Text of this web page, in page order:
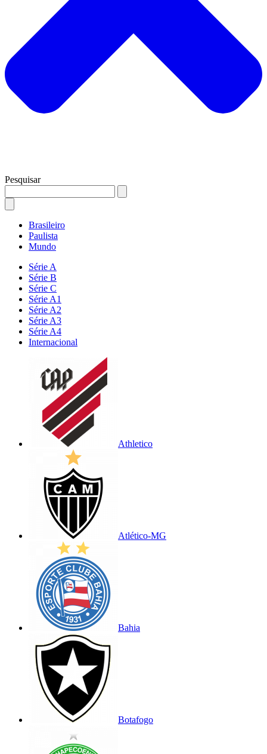
Pesquisar
Brasileiro
Paulista
Mundo
Série A
Série B
Série C
Série A1
Série A2
Série A3
Série A4
Internacional
Athletico
Atlético-MG
Bahia
Botafogo